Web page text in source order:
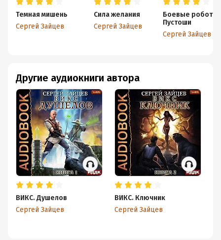
Темная мишень
Сергей Зайцев
Сила желания
Сергей Зайцев
Боевые роботы
Пустоши
Сергей Зайцев
Другие аудиокниги автора
ВИКС. Душелов
Сергей Зайцев
ВИКС. Ключник
Сергей Зайцев